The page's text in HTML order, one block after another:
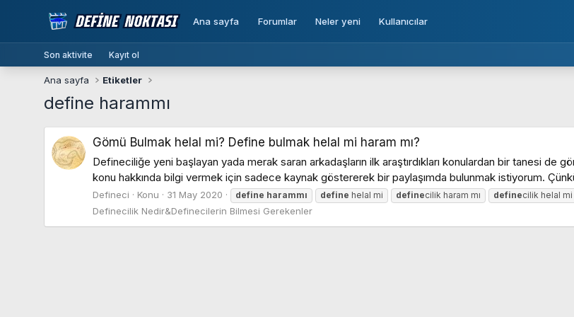
Ana sayfa Forumlar Neler yeni Kullanıcılar
Son aktivite Kayıt ol
Ana sayfa Etiketler
define harammı
Gömü Bulmak helal mi? Define bulmak helal mi haram mı?
Defineciliğe yeni başlayan yada merak saran arkadaşların ilk araştırdıkları konulardan bir tanesi de
konu hakkında bilgi vermek için sadece kaynak göstererek bir paylaşımda bulunmak istiyorum.
Defineci Konu 31 May 2020 define harammı define helal mi definecilik haram mı definecilik helal mi
Definecilik Nedir&Definecilerin Bilmesi Gerekenler